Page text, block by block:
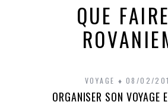
QUE
VOYAGE 08/02/
ORGANISER SON VOYAGE